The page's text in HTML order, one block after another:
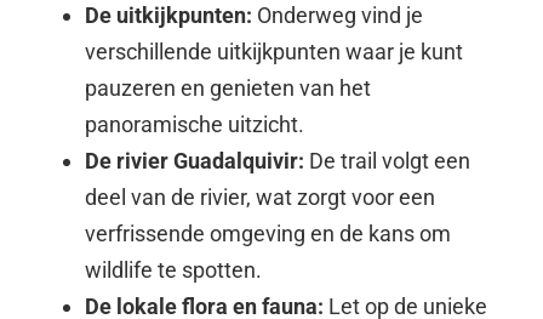
De uitkijkpunten: Onderweg vind je
verschillende uitkijkpunten waar je kunt
pauzeren en genieten van het
panoramische uitzicht.
De rivier Guadalquivir: De trail volgt een
deel van de rivier, wat zorgt voor een
verfrissende omgeving en de kans om
wildlife te spotten.
De lokale flora en fauna: Let op de unieke